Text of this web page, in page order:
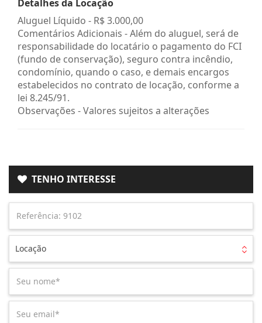
Detalhes da Locação
Aluguel Líquido - R$ 3.000,00
Comentários Adicionais - Além do aluguel, será de
responsabilidade do locatário o pagamento do FCI
(fundo de conservação), seguro contra incêndio,
condomínio, quando o caso, e demais encargos
estabelecidos no contrato de locação, conforme a
lei 8.245/91.
Observações - Valores sujeitos a alterações
TENHO INTERESSE
Locação